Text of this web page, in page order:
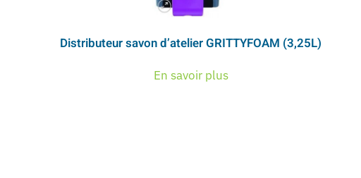
Distributeur savon d’atelier GRITTYFOAM (3,25L)
En savoir plus